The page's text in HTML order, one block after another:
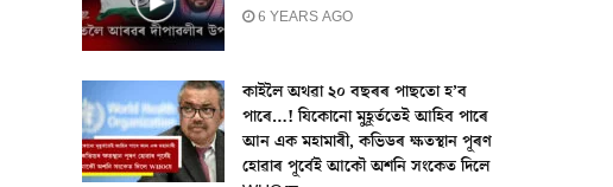
6 YEARS AGO
কাইলৈ অথৱা ২০ বছৰৰ পাছতো হ’ব
পাৰে…! যিকোনো মুহূৰ্ততেই আহিব পাৰে
আন এক মহামাৰী, কভিডৰ ক্ষতস্থান পূৰণ
হোৱাৰ পূৰ্বেই আকৌ অশনি সংকেত দিলে